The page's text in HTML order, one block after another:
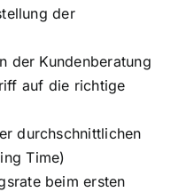
der
der Kundenberatung
auf die richtige
durchschnittlichen
Time)
beim ersten